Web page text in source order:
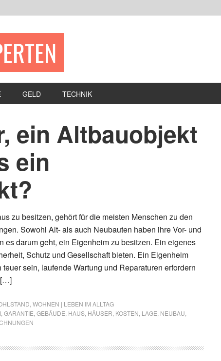
GELD TECHNIK
ein Altbauobjekt
ein
zu besitzen, gehört für die meisten Menschen zu den
Sowohl Alt- als auch Neubauten haben ihre Vor- und
es darum geht, ein Eigenheim zu besitzen. Ein eigenes
Schutz und Gesellschaft bieten. Ein Eigenheim
teuer sein, laufende Wartung und Reparaturen erfordern
[…]
WOHNEN | LEBEN IM ALLTAG
GARANTIE GEBÄUDE HAUS HÄUSER KOSTEN LAGE NEUBAU